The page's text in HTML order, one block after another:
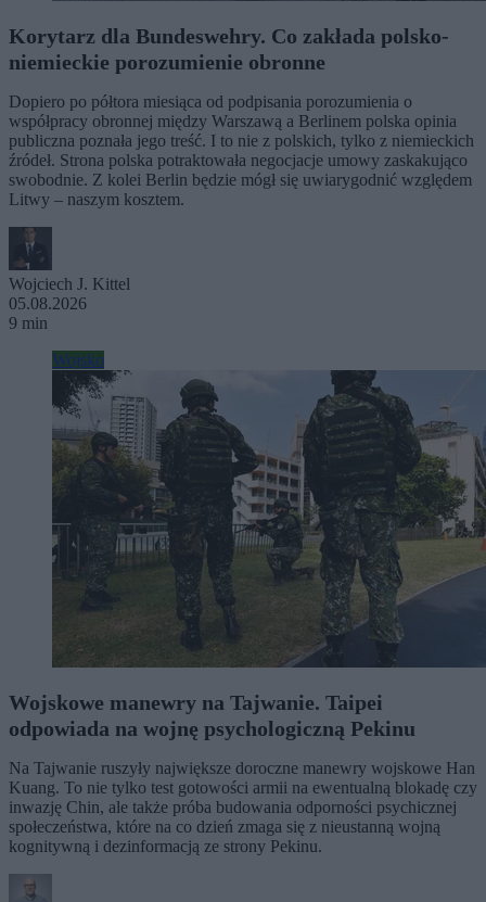
Korytarz dla Bundeswehry. Co zakłada polsko-
niemieckie porozumienie obronne
Dopiero po półtora miesiąca od podpisania porozumienia o
współpracy obronnej między Warszawą a Berlinem polska opinia
publiczna poznała jego treść. I to nie z polskich, tylko z niemieckich
źródeł. Strona polska potraktowała negocjacje umowy zaskakująco
swobodnie. Z kolei Berlin będzie mógł się uwiarygodnić względem
Litwy – naszym kosztem.
Wojciech J. Kittel
05.08.2026
9 min
Wojsko
Wojskowe manewry na Tajwanie. Taipei
odpowiada na wojnę psychologiczną Pekinu
Na Tajwanie ruszyły największe doroczne manewry wojskowe Han
Kuang. To nie tylko test gotowości armii na ewentualną blokadę czy
inwazję Chin, ale także próba budowania odporności psychicznej
społeczeństwa, które na co dzień zmaga się z nieustanną wojną
kognitywną i dezinformacją ze strony Pekinu.